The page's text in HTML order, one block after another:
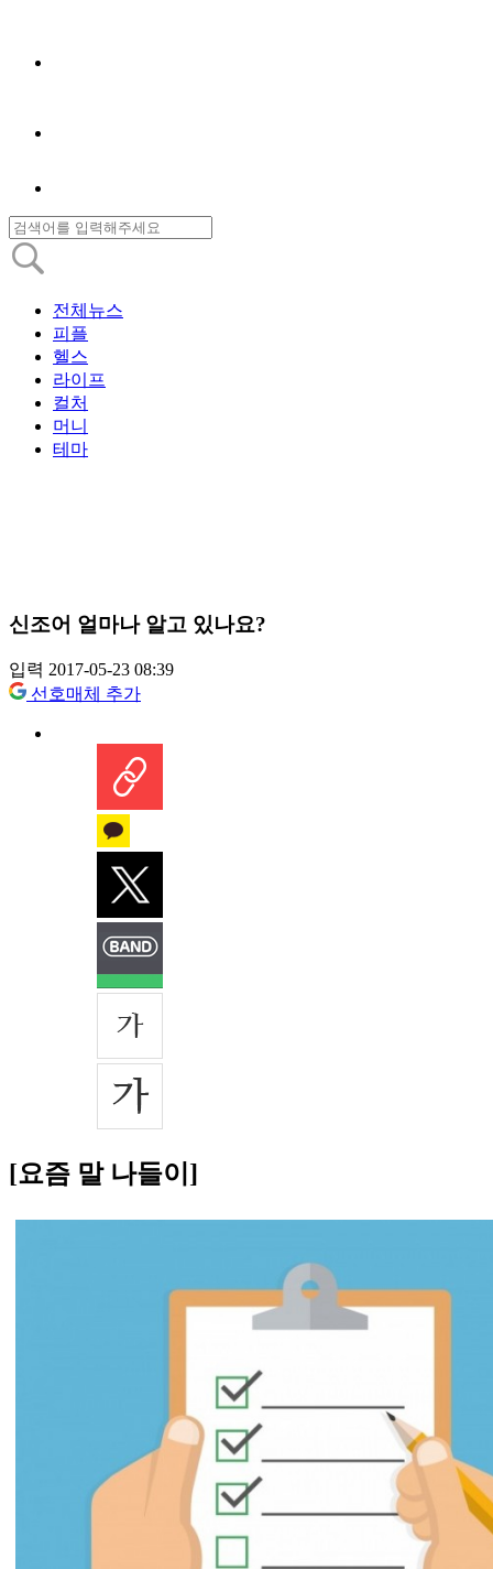
전체뉴스
피플
헬스
라이프
컬처
머니
테마
신조어 얼마나 알고 있나요?
입력 2017-05-23 08:39
선호매체 추가
[요즘 말 나들이]